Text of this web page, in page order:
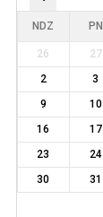
NDZ PN
26 27
2
3
9
10
16
17
23
24
30
31